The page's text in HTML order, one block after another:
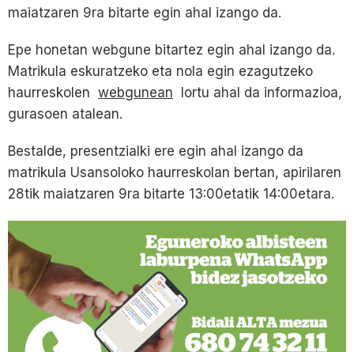
maiatzaren 9ra bitarte egin ahal izango da.
Epe honetan webgune bitartez egin ahal izango da.
Matrikula eskuratzeko eta nola egin ezagutzeko
haurreskolen webgunean lortu ahal da informazioa,
gurasoen atalean.
Bestalde, presentzialki ere egin ahal izango da
matrikula Usansoloko haurreskolan bertan, apirilaren
28tik maiatzaren 9ra bitarte 13:00etatik 14:00etara.